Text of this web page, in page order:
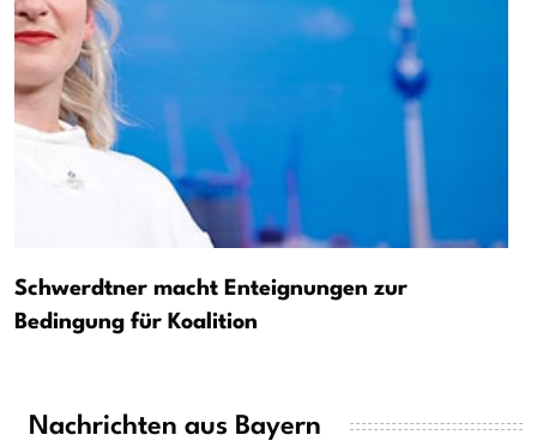
Schwerdtner macht Enteignungen zur
Bedingung für Koalition
Nachrichten aus Bayern